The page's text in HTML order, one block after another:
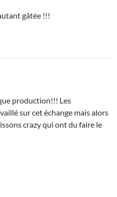
gâtée !!!
production!!! Les
sur cet échange mais alors
crazy qui ont du faire le